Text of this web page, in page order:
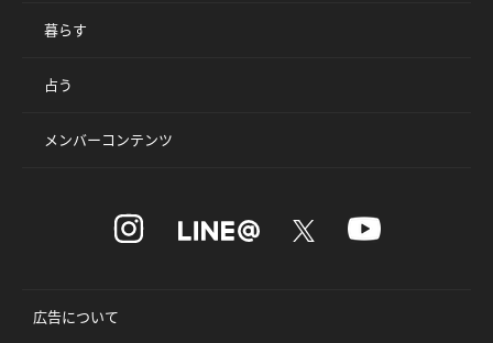
暮らす
占う
メンバーコンテンツ
広告について